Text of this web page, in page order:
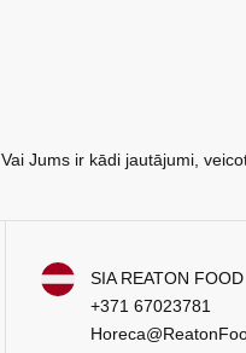
Vai Jums ir kādi jautājumi,
SIA REATON FOOD
+371 67023781